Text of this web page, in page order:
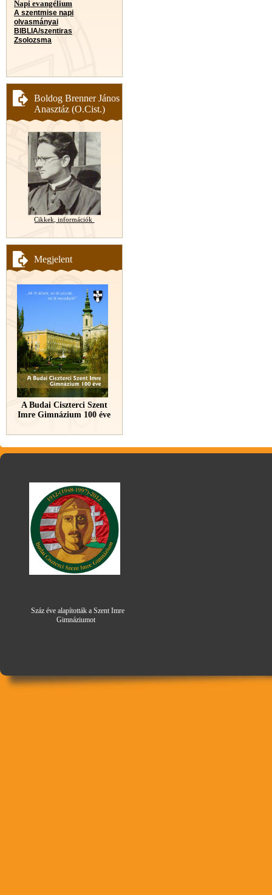
Napi evangélium
A szentmise napi
olvasmányai
BIBLIA/szentiras
Zsolozsma
Boldog Brenner János
Anasztáz (O.Cist.)
Cikkek, információk
Megjelent
A Budai Ciszterci Szent
Imre Gimnázium 100 éve
Száz éve alapították a Szent Imre
Gimnáziumot